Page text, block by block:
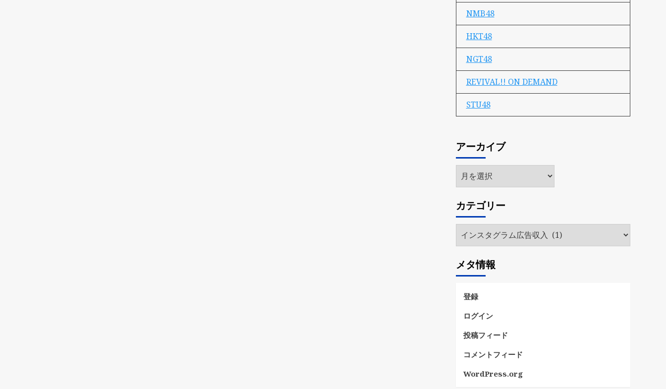
NMB48
HKT48
NGT48
REVIVAL!! ON DEMAND
STU48
アーカイブ
ア
ー
イ
ブ
カテゴリー
リ
ー
メタ情報
登録
ログイン
投稿フィード
コメントフィード
WordPress.org